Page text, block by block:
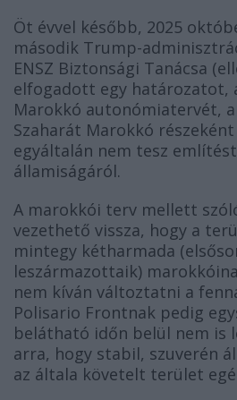
Öt évvel később, 2025
második Trump-
ENSZ Biztonsági Tanácsa
elfogadott egy határozatot,
Marokkó autonómiatervét,
Szaharát Marokkó
egyáltalán nem tesz
államiságáról.
A marokkói terv mellett
vezethető vissza, hogy a
mintegy kétharmada
leszármazottaik)
nem kíván változtatni a
Polisario Frontnak pedig
belátható időn belül nem is
arra, hogy stabil, szuverén
az általa követelt terület